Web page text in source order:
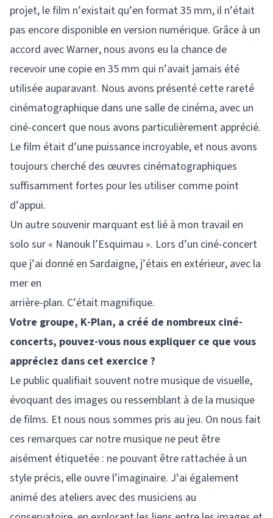
projet, le film n’existait qu’en format 35 mm, il n’était
pas encore disponible en version numérique. Grâce à un
accord avec Warner, nous avons eu la chance de
recevoir une copie en 35 mm qui n’avait jamais été
utilisée auparavant. Nous avons présenté cette rareté
cinématographique dans une salle de cinéma, avec un
ciné-concert que nous avons particulièrement apprécié.
Le film était d’une puissance incroyable, et nous avons
toujours cherché des œuvres cinématographiques
suffisamment fortes pour les utiliser comme point
d’appui.
Un autre souvenir marquant est lié à mon travail en
solo sur « Nanouk l’Esquimau ». Lors d’un ciné-concert
que j’ai donné en Sardaigne, j’étais en extérieur, avec la
mer en
arrière-plan. C’était magnifique.
Votre groupe, K-Plan, a créé de nombreux ciné-
concerts, pouvez-vous nous expliquer ce que vous
appréciez dans cet exercice ?
Le public qualifiait souvent notre musique de visuelle,
évoquant des images ou ressemblant à de la musique
de films. Et nous nous sommes pris au jeu. On nous fait
ces remarques car notre musique ne peut être
aisément étiquetée : ne pouvant être rattachée à un
style précis, elle ouvre l’imaginaire. J’ai également
animé des ateliers avec des musiciens au